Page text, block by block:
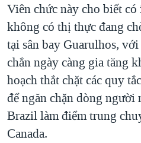
Viên chức này cho biết
không có thị thực đang
tại sân bay Guarulhos,
chắn ngày càng gia tăng
hoạch thắt chặt các quy
để ngăn chặn dòng người
Brazil làm điểm trung
Canada.